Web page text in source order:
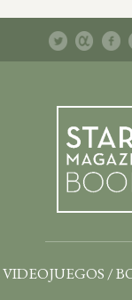
VIDEOJUEGOS /